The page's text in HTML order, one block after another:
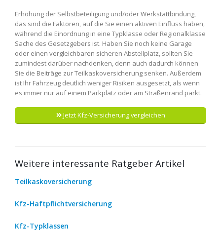
Erhöhung der Selbstbeteiligung und/oder Werkstattbindung,
das sind die Faktoren, auf die Sie einen aktiven Einfluss haben,
während die Einordnung in eine Typklasse oder Regionalklasse
Sache des Gesetzgebers ist. Haben Sie noch keine Garage
oder einen vergleichbaren sicheren Abstellplatz, sollten Sie
zumindest darüber nachdenken, denn auch dadurch können
Sie die Beiträge zur Teilkaskoversicherung senken. Außerdem
ist Ihr Fahrzeug deutlich weniger Risiken ausgesetzt, als wenn
es immer nur auf einem Parkplatz oder am Straßenrand parkt.
Jetzt Kfz-Versicherung vergleichen
Weitere interessante Ratgeber Artikel
Teilkaskoversicherung
Kfz-Haftpflichtversicherung
Kfz-Typklassen